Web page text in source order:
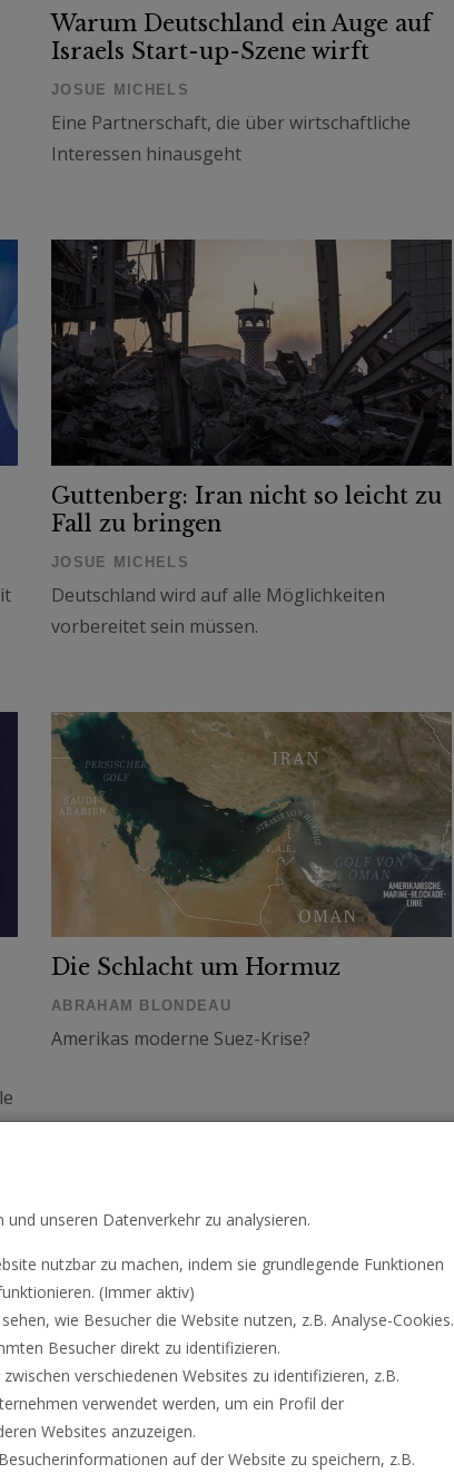
Warum Deutschland ein Auge auf
Israels Start-up-Szene wirft
JOSUE MICHELS
Eine Partnerschaft, die über wirtschaftliche
Interessen hinausgeht
Guttenberg: Iran nicht so leicht zu
Fall zu bringen
JOSUE MICHELS
Deutschland wird auf alle Möglichkeiten
vorbereitet sein müssen.
Die Schlacht um Hormuz
ABRAHAM BLONDEAU
Amerikas moderne Suez-Krise?
10 11
12
unseren Datenverkehr zu analysieren.
nutzbar zu machen, indem sie grundlegende Funktionen
(Immer aktiv)
wie Besucher die Website nutzen, z.B. Analyse-Cookies.
Besucher direkt zu identifizieren.
verschiedenen Websites zu identifizieren, z.B.
verwendet werden, um ein Profil der
Websites anzuzeigen.
auf der Website zu speichern, z.B.